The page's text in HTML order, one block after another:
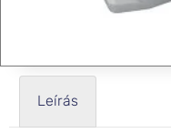
Leírás